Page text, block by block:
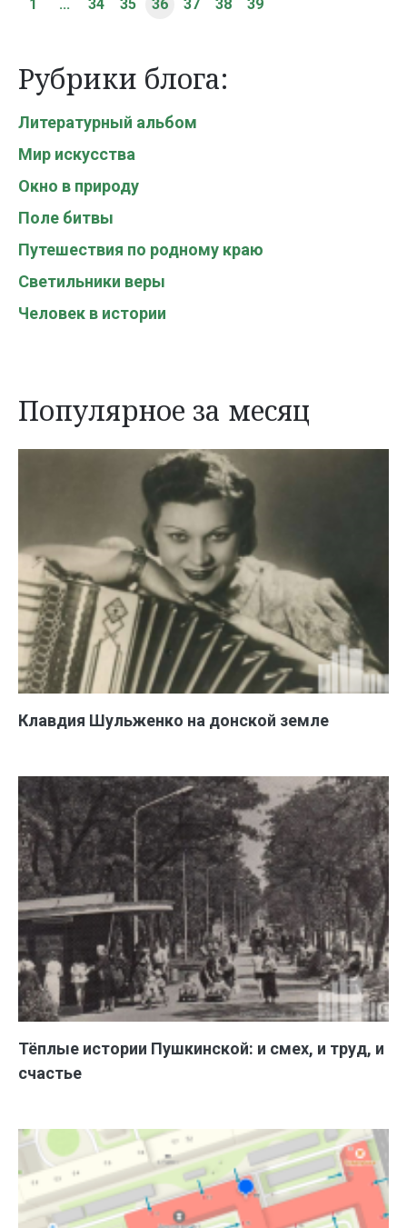
1 ... 34 35 36 37 38 39
Рубрики блога:
Литературный альбом
Мир искусства
Окно в природу
Поле битвы
Путешествия по родному краю
Светильники веры
Человек в истории
Популярное за месяц
Клавдия Шульженко на донской земле
Тёплые истории Пушкинской: и смех, и труд, и
счастье